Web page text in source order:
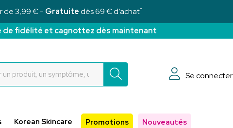
de 3,99 € - Gratuitedès 69 € d’achat*
fidélité et cagnottez dès maintenant
Se connecter
Korean Skincare Promotions Nouveautés